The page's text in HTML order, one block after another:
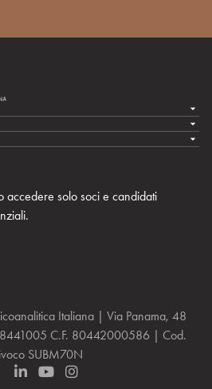
accedere solo soci e candidati
Italiana | Via Panama, 48
C.F. 80442000586 | Cod.
SUBM70N
L Y I